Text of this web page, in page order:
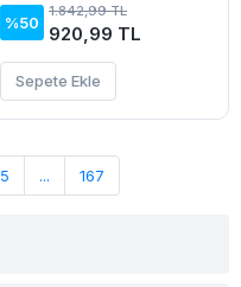
%50
1.842,99 TL
920,99 TL
Sepete Ekle
5 ... 167